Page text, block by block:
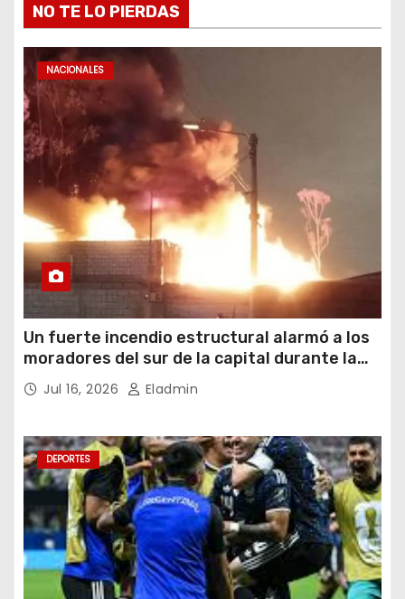
NO TE LO PIERDAS
NACIONALES
Un fuerte incendio estructural alarmó a los
moradores del sur de la capital durante la
noche del miércoles 15 de julio de 2026
Jul 16, 2026 Eladmin
DEPORTES